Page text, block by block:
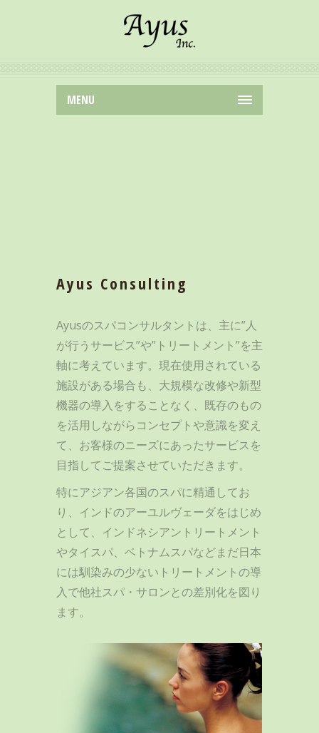
MENU
Ayus Consulting
Ayusのスパコンサルタントは、主に”人
が行うサービス”や”トリートメント”を主
軸に考えています。現在使用されている
施設がある場合も、大規模な改修や新型
機器の導入をすることなく、既存のもの
を活用しながらコンセプトや意識を変え
て、お客様のニーズにあったサービスを
目指してご提案させていただきます。
特にアジアン各国のスパに精通してお
り、インドのアーユルヴェーダをはじめ
として、インドネシアントリートメント
やタイスパ、ベトナムスパなどまだ日本
には馴染みの少ないトリートメントの導
入で他社スパ・サロンとの差別化を図り
ます。